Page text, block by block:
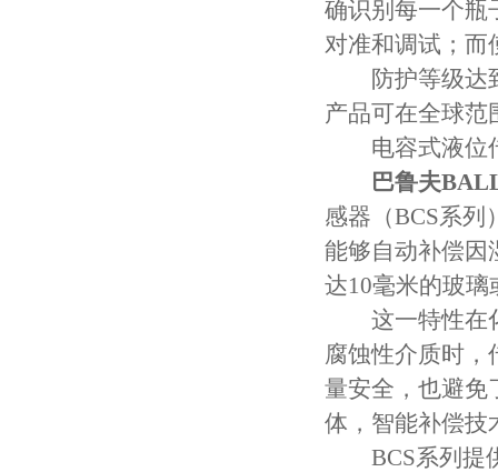
确识别每一个瓶
对准和调试；而
防护等级达到
产品可在全球范
电容式液位传
巴鲁夫
感器（BCS系
能够自动补偿因
达10毫米的玻
这一特性在化
腐蚀性介质时
量安全，也避免
体，智能补偿技
BCS系列提供